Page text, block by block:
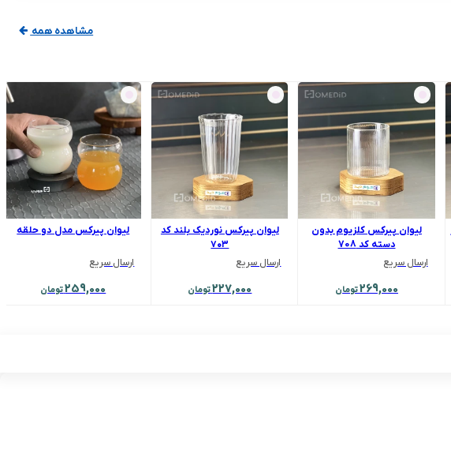
مشاهده همه
لیوان پیرکس کلزیوم بدون
دسته کد 708
ارسال سریع
269,000تومان
لیوان پیرکس نوردیک بلند کد
۷۰۳
ارسال سریع
227,000تومان
لیوان پیرکس مدل دو حلقه
ارسال سریع
259,000تومان